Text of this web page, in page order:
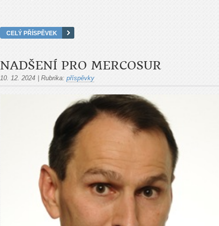
CELÝ PŘÍSPĚVEK
NADŠENÍ PRO MERCOSUR
10. 12. 2024 | Rubrika: příspěvky